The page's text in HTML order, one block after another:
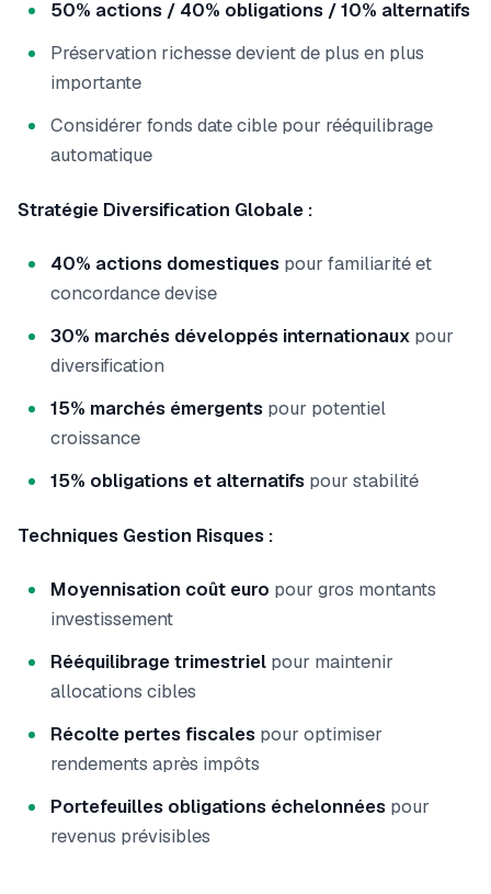
50% actions / 40% obligations / 10% alternatifs
Préservation richesse devient de plus en plus
importante
Considérer fonds date cible pour rééquilibrage
automatique
Stratégie Diversification Globale :
40% actions domestiques pour familiarité et
concordance devise
30% marchés développés internationaux pour
diversification
15% marchés émergents pour potentiel
croissance
15% obligations et alternatifs pour stabilité
Techniques Gestion Risques :
Moyennisation coût euro pour gros montants
investissement
Rééquilibrage trimestriel pour maintenir
allocations cibles
Récolte pertes fiscales pour optimiser
rendements après impôts
Portefeuilles obligations échelonnées pour
revenus prévisibles